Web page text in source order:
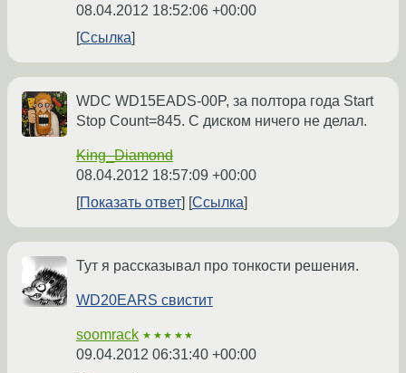
08.04.2012 18:52:06 +00:00
Ссылка
WDC WD15EADS-00P, за полтора года Start
Stop Count=845. С диском ничего не делал.
King_Diamond
08.04.2012 18:57:09 +00:00
Показать ответ
Ссылка
Тут я рассказывал про тонкости решения.
WD20EARS свистит
soomrack ★★★★★
09.04.2012 06:31:40 +00:00